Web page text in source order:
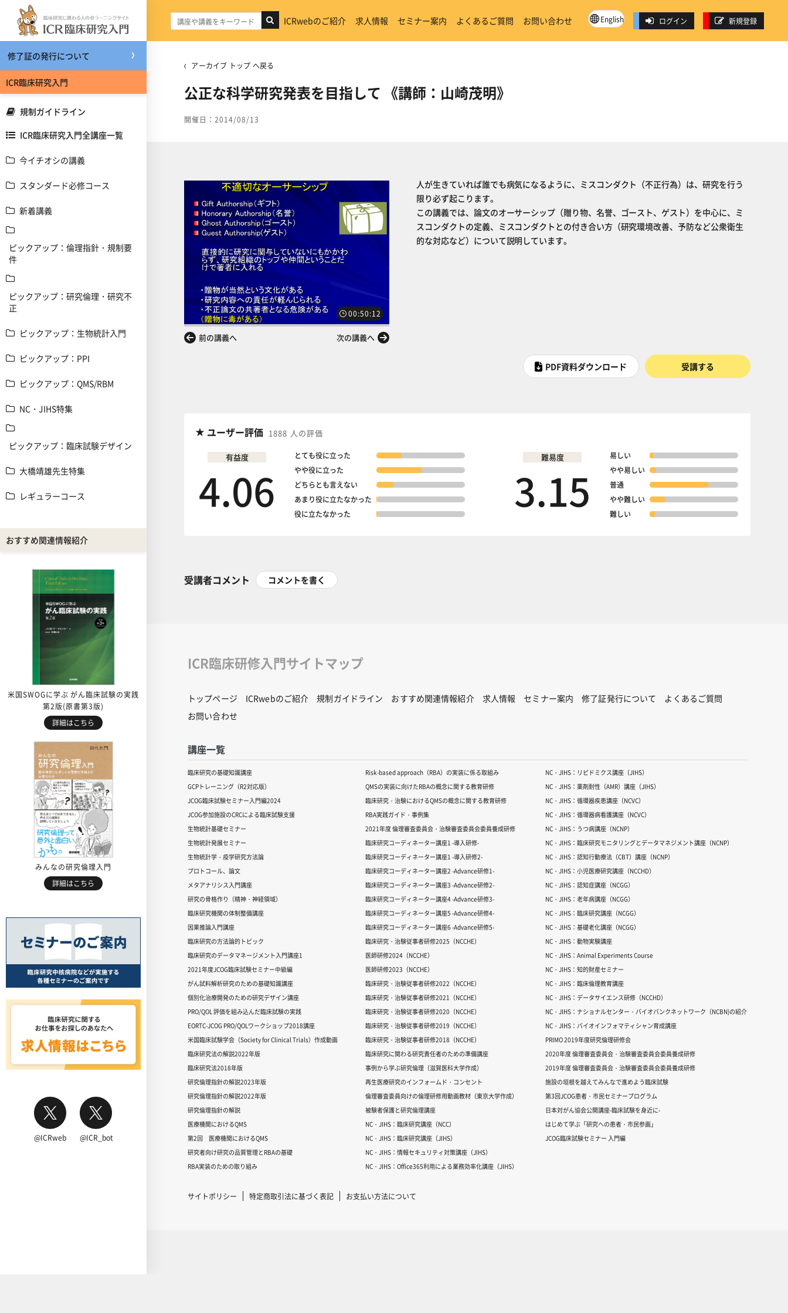
メインコンテンツへスキップする
修了証の発行について
ICR臨床研究入門
規制ガイドライン
ICR臨床研究入門全講座一覧
今イチオシの講義
スタンダード必修コース
新着講義
ピックアップ：倫理指針・規制要
件
ピックアップ：研究倫理・研究不
正
ピックアップ：生物統計入門
ピックアップ：PPI
ピックアップ：QMS/RBM
NC・JIHS特集
ピックアップ：臨床試験デザイン
大橋靖雄先生特集
レギュラーコース
おすすめ関連情報紹介
米国SWOGに学ぶ がん臨床試験の実践
第2版(原書第3版)
詳細はこちら
みんなの研究倫理入門
詳細はこちら
@ICRweb @ICR_bot
ICRwebのご紹介 求人情報 セミナー案内 よくあるご質問 お問い合わせ English ログイン 新規登録
アーカイブ トップ へ戻る
公正な科学研究発表を目指して 《講師：山崎茂明》
開催日：2014/08/13
00:50:12
前の講義へ 次の講義へ
人が生きていれば誰でも病気になるように、ミスコンダクト（不正行為）は、研究を行う
限り必ず起こります。
この講義では、論文のオーサーシップ（贈り物、名誉、ゴースト、ゲスト）を中心に、ミ
スコンダクトの定義、ミスコンダクトとの付き合い方（研究環境改善、予防など公衆衛生
的な対応など）について説明しています。
PDF資料ダウンロード 受講する
ユーザー評価 1888 人の評価
有益度
4.06
とても役に立った
やや役に立った
どちらとも言えない
あまり役に立たなかった
役に立たなかった
難易度
3.15
易しい
やや易しい
普通
やや難しい
難しい
受講者コメント コメントを書く
ICR臨床研修入門サイトマップ
トップページ ICRwebのご紹介 規制ガイドライン おすすめ関連情報紹介 求人情報 セミナー案内 修了証発行について
よくあるご質問
お問い合わせ
講座一覧
臨床研究の基礎知識講座
GCPトレーニング（R2対応版）
JCOG臨床試験セミナー入門編2024
JCOG参加施設のCRCによる臨床試験支援
生物統計基礎セミナー
生物統計発展セミナー
生物統計学・疫学研究方法論
プロトコール、論文
メタアナリシス入門講座
研究の骨格作り（精神・神経領域）
臨床研究機関の体制整備講座
因果推論入門講座
臨床研究の方法論的トピック
臨床研究のデータマネージメント入門講座1
2021年度JCOG臨床試験セミナー中級編
がん試料解析研究のための基礎知識講座
個別化治療開発のための研究デザイン講座
PRO/QOL 評価を組み込んだ臨床試験の実践
EORTC-JCOG PRO/QOLワークショップ2018講座
米国臨床試験学会（Society for Clinical Trials）作成動画
臨床研究法の解説2022年版
臨床研究法2018年版
研究倫理指針の解説2023年版
研究倫理指針の解説2022年版
研究倫理指針の解説
医療機関におけるQMS
第2回 医療機関におけるQMS
研究者向け研究の品質管理とRBAの基礎
RBA実装のための取り組み
Risk-based approach（RBA）の実装に係る取組み
QMSの実装に向けたRBAの概念に関する教育研修
臨床研究・治験におけるQMSの概念に関する教育研修
RBA実践ガイド・事例集
2021年度 倫理審査委員会・治験審査委員会委員養成研修
臨床研究コーディネーター講座1 -導入研修-
臨床研究コーディネーター講座1 -導入研修2-
臨床研究コーディネーター講座2 -Advance研修1-
臨床研究コーディネーター講座3 -Advance研修2-
臨床研究コーディネーター講座4 -Advance研修3-
臨床研究コーディネーター講座5 -Advance研修4-
臨床研究コーディネーター講座6 -Advance研修5-
臨床研究・治験従事者研修2025（NCCHE）
医師研修2024（NCCHE）
医師研修2023（NCCHE）
臨床研究・治験従事者研修2022（NCCHE）
臨床研究・治験従事者研修2021（NCCHE）
臨床研究・治験従事者研修2020（NCCHE）
臨床研究・治験従事者研修2019（NCCHE）
臨床研究・治験従事者研修2018（NCCHE）
臨床研究に関わる研究責任者のための準備講座
事例から学ぶ研究倫理（滋賀医科大学作成）
再生医療研究のインフォームド・コンセント
倫理審査委員向けの倫理研修用動画教材（東京大学作成）
被験者保護と研究倫理講座
NC・JIHS：臨床研究講座（NCC）
NC・JIHS：臨床研究講座（JIHS）
NC・JIHS：情報セキュリティ対策講座（JIHS）
NC・JIHS：Office365利用による業務効率化講座（JIHS）
NC・JIHS：リピドミクス講座（JIHS）
NC・JIHS：薬剤耐性（AMR）講座（JIHS）
NC・JIHS：循環器疾患講座（NCVC）
NC・JIHS：循環器病看護講座（NCVC）
NC・JIHS：うつ病講座（NCNP）
NC・JIHS：臨床研究モニタリングとデータマネジメント講座（NCNP）
NC・JIHS：認知行動療法（CBT）講座（NCNP）
NC・JIHS：小児医療研究講座（NCCHD）
NC・JIHS：認知症講座（NCGG）
NC・JIHS：老年病講座（NCGG）
NC・JIHS：臨床研究講座（NCGG）
NC・JIHS：基礎老化講座（NCGG）
NC・JIHS：動物実験講座
NC・JIHS：Animal Experiments Course
NC・JIHS：知的財産セミナー
NC・JIHS：臨床倫理教育講座
NC・JIHS：データサイエンス研修（NCCHD）
NC・JIHS：ナショナルセンター・バイオバンクネットワーク（NCBN)の紹介
NC・JIHS：バイオインフォマティシャン育成講座
PRIMO 2019年度研究倫理研修会
2020年度 倫理審査委員会・治験審査委員会委員養成研修
2019年度 倫理審査委員会・治験審査委員会委員養成研修
施設の垣根を越えてみんなで進めよう臨床試験
第3回JCOG患者・市民セミナープログラム
日本対がん協会公開講座-臨床試験を身近に-
はじめて学ぶ「研究への患者・市民参画」
JCOG臨床試験セミナー 入門編
サイトポリシー 特定商取引法に基づく表記 お支払い方法について